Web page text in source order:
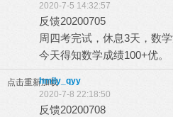
2020-7-5 14:32:57
反馈20200705
周四考完试，休息3天，数学
今天得知数学成绩100+优。
点击重新加载hmily_qyy
2020-7-8 22:18:50
反馈20200708